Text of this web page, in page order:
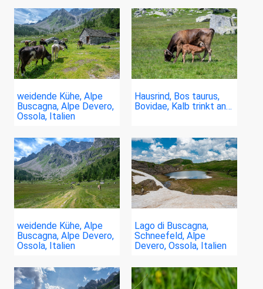
weidende Kühe, Alpe
Buscagna, Alpe Devero,
Ossola, Italien
Hausrind, Bos taurus,
Bovidae, Kalb trinkt an…
weidende Kühe, Alpe
Buscagna, Alpe Devero,
Ossola, Italien
Lago di Buscagna,
Schneefeld, Alpe
Devero, Ossola, Italien